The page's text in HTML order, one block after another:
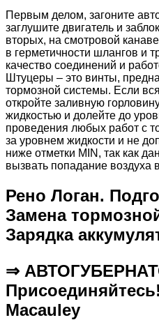
Первым делом, загоните
заглушите двигатель и
вторых, на смотровой
в герметичности шлангов и
качество соединений и
Штуцеры – это винты,
тормозной системы. Если
откройте заливную
жидкостью и долейте до
проведения любых работ с
за уровнем жидкости и не
ниже отметки MIN, так как
вызвать попадание воздуха
Рено Логан.
Замена
Зарядка
⇒
Macauley